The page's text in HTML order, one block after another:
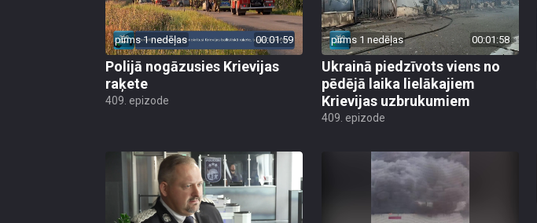
pirms 1 nedēļas 00:01:59
Polijā nogāzusies Krievijas
raķete
409. epizode
pirms 1 nedēļas 00:01:58
Ukrainā piedzīvots viens no
pēdējā laika lielākajiem
Krievijas uzbrukumiem
409. epizode